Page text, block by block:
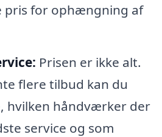
pris for ophængning af
Prisen er ikke alt.
flere tilbud kan du
hvilken håndværker der
service og som